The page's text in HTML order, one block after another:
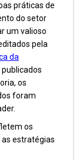
práticas de
do setor
um valioso
pela
da
publicados
os
foram
os
estratégias